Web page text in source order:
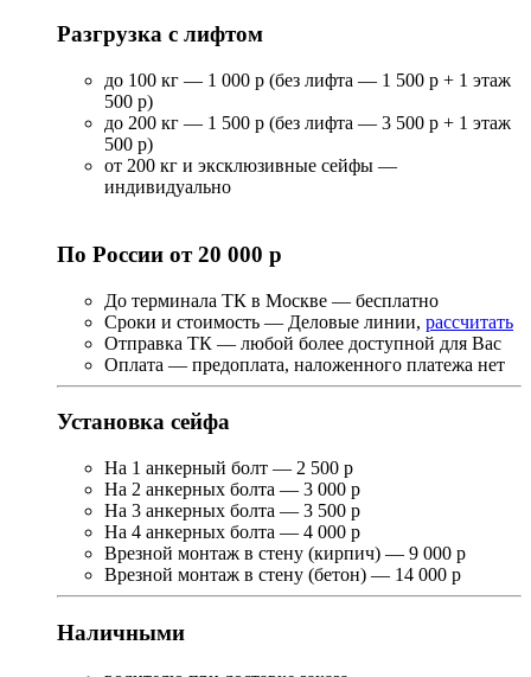
Разгрузка с лифтом
до 100 кг — 1 000 р (без лифта — 1 500 р + 1 этаж
500 р)
до 200 кг — 1 500 р (без лифта — 3 500 р + 1 этаж
500 р)
от 200 кг и эксклюзивные сейфы —
индивидуально
По России от 20 000 р
До терминала ТК в Москве — бесплатно
Сроки и стоимость — Деловые линии, рассчитать
Отправка ТК — любой более доступной для Вас
Оплата — предоплата, наложенного платежа нет
Установка сейфа
На 1 анкерный болт — 2 500 р
На 2 анкерных болта — 3 000 р
На 3 анкерных болта — 3 500 р
На 4 анкерных болта — 4 000 р
Врезной монтаж в стену (кирпич) — 9 000 р
Врезной монтаж в стену (бетон) — 14 000 р
Наличными